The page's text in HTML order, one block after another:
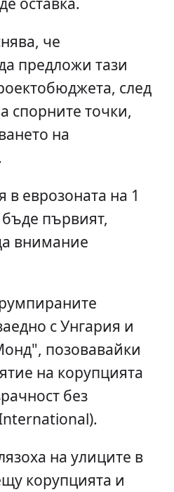
че
предложи тази
след
спорните точки,
на
в еврозоната на 1
първият,
внимание
с Унгария и
позовавайки
на корупцията
без
на улиците в
корупцията и